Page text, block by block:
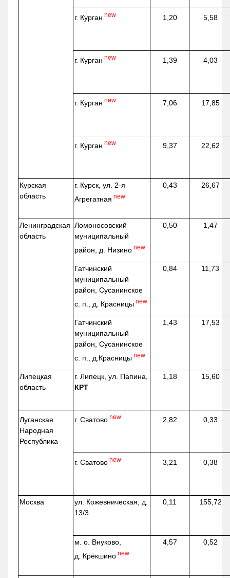
г. Курган new 1,20 5,58
г. Курган new 1,39 4,03
г. Курган new 7,06 17,85
г. Курган new 9,37 22,62
Курская
область
г. Курск, ул. 2-я
Агрегатная new
0,43 26,67
Ленинградская
область
Ломоносовский
муниципальный
район, д. Низино new
0,50 1,47
Гатчинский
муниципальный
район, Сусанинское
с. п., д. Красницы new
0,84 11,73
Гатчинский
муниципальный
район, Сусанинское
с. п., д.Красницы new
1,43 17,53
Липецкая
область
г. Липецк, ул. Папина,
КРТ
1,18 15,60
Луганская
Народная
Республика
г. Сватово new 2,82 0,33
г. Сватово new 3,21 0,38
Москва ул. Кожевническая , д.
13/3
0,11 155,72
м. о. Внуково,
д. Крёкшино new
4,57 0,52